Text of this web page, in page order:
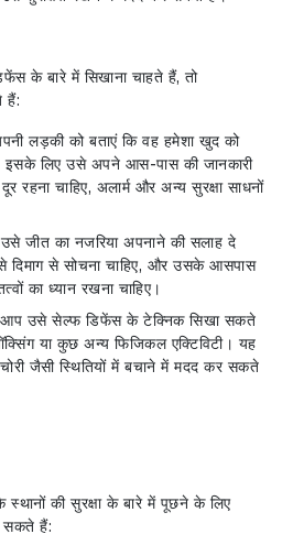
के बारे में सिखाना चाहते हैं, तो
हैं:
लड़की को बताएं कि वह हमेशा खुद को
इसके लिए उसे अपने आस-पास की जानकारी
रहना चाहिए, अलार्म और अन्य सुरक्षा साधनों
जीत का नजरिया अपनाने की सलाह दे
से सोचना चाहिए, और उसके आसपास
का ध्यान रखना चाहिए।
उसे सेल्फ डिफेंस के टेक्निक सिखा सकते
या कुछ अन्य फिजिकल एक्टिविटी। यह
जैसी स्थितियों में बचाने में मदद कर सकते
की सुरक्षा के बारे में पूछने के लिए
सकते हैं: